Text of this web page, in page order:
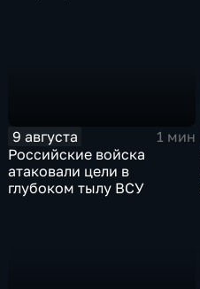
9 августа
1 мин
Российские войска
атаковали цели в
глубоком тылу ВСУ